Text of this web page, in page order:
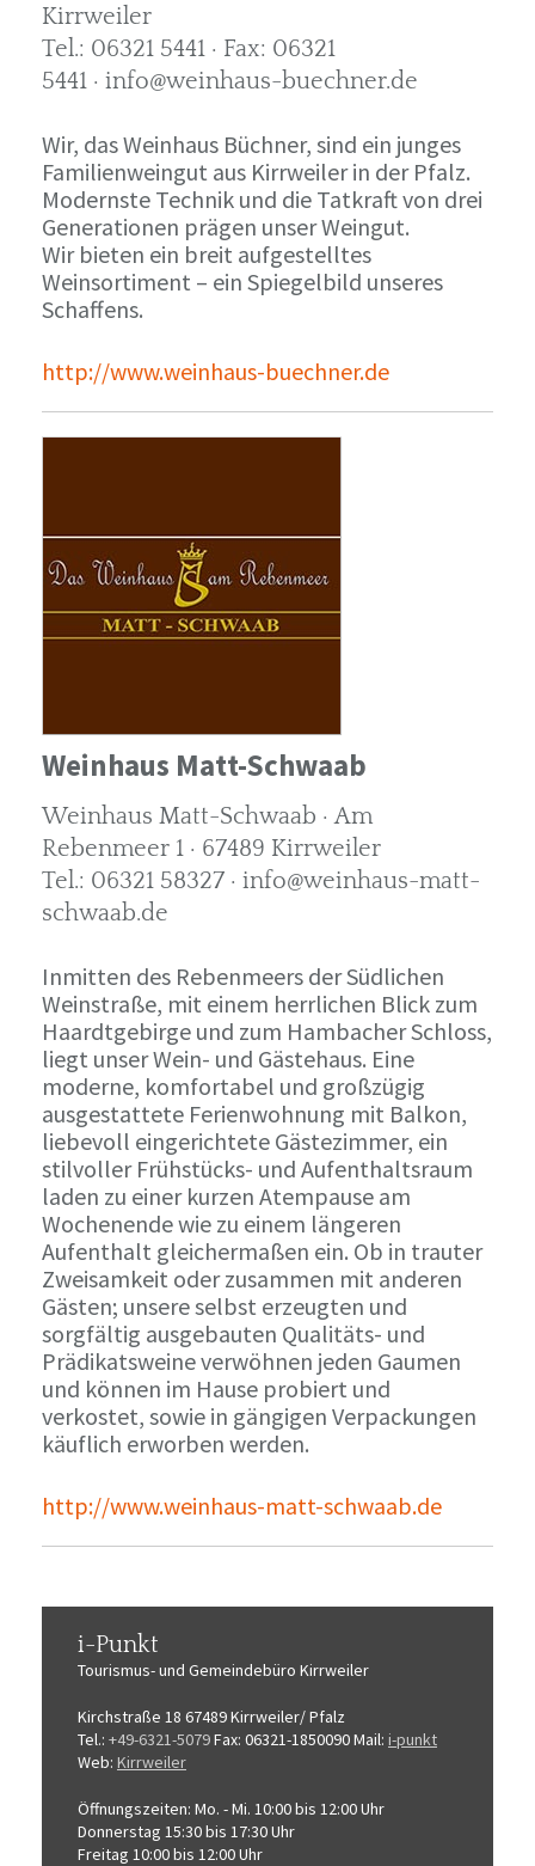
Kirrweiler
Tel.: 06321 5441 · Fax: 06321
5441 · info@weinhaus-buechner.de
Wir, das Weinhaus Büchner, sind ein junges
Familienweingut aus Kirrweiler in der Pfalz.
Modernste Technik und die Tatkraft von drei
Generationen prägen unser Weingut.
Wir bieten ein breit aufgestelltes
Weinsortiment – ein Spiegelbild unseres
Schaffens.
http://www.weinhaus-buechner.de
Weinhaus Matt-Schwaab
Weinhaus Matt-Schwaab · Am
Rebenmeer 1 · 67489 Kirrweiler
Tel.: 06321 58327 · info@weinhaus-matt-
schwaab.de
Inmitten des Rebenmeers der Südlichen
Weinstraße, mit einem herrlichen Blick zum
Haardtgebirge und zum Hambacher Schloss,
liegt unser Wein- und Gästehaus. Eine
moderne, komfortabel und großzügig
ausgestattete Ferienwohnung mit Balkon,
liebevoll eingerichtete Gästezimmer, ein
stilvoller Frühstücks- und Aufenthaltsraum
laden zu einer kurzen Atempause am
Wochenende wie zu einem längeren
Aufenthalt gleichermaßen ein. Ob in trauter
Zweisamkeit oder zusammen mit anderen
Gästen; unsere selbst erzeugten und
sorgfältig ausgebauten Qualitäts- und
Prädikatsweine verwöhnen jeden Gaumen
und können im Hause probiert und
verkostet, sowie in gängigen Verpackungen
käuflich erworben werden.
http://www.weinhaus-matt-schwaab.de
i-Punkt
Tourismus-und Gemeindebüro Kirrweiler
Kirchstraße 18 67489 Kirrweiler/ Pfalz
Tel.: +49-6321-5079Fax: 06321-1850090Mail: i-punkt
Web: Kirrweiler
Öffnungszeiten: Mo. - Mi. 10:00 bis 12:00 Uhr
Donnerstag 15:30 bis 17:30 Uhr
Freitag 10:00 bis 12:00 Uhr